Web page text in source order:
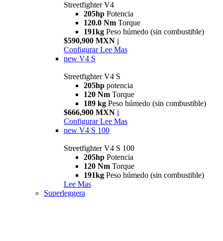
Streetfighter V4
205hp Potencia
120.0 Nm Torque
191kg Peso húmedo (sin combustible)
$590,900 MXN i
Configurar Lee Mas
new V4 S
Streetfighter V4 S
205hp potencia
120 Nm Torque
189 kg Peso húmedo (sin combustible)
$666,900 MXN i
Configurar Lee Mas
new V4 S 100
Streetfighter V4 S 100
205hp Potencia
120 Nm Torque
191kg Peso húmedo (sin combustible)
Lee Mas
Superleggera